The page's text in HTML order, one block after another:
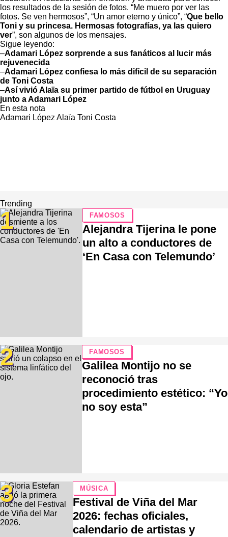
los resultados de la sesión de fotos. “Me muero por ver las
fotos. Se ven hermosos”, “Un amor eterno y único”, “Que bello
Toni y su princesa. Hermosas fotografías, ya las quiero
ver”, son algunos de los mensajes.
Sigue leyendo:
–Adamari López sorprende a sus fanáticos al lucir más
rejuvenecida
–Adamari López confiesa lo más difícil de su separación
de Toni Costa
–Así vivió Alaïa su primer partido de fútbol en Uruguay
junto a Adamari López
En esta nota
Adamari López Alaïa Toni Costa
Trending
1 FAMOSOS
Alejandra Tijerina le pone
un alto a conductores de
‘En Casa con Telemundo’
2 FAMOSOS
Galilea Montijo no se
reconoció tras
procedimiento estético: “Yo
no soy esta”
3 MÚSICA
Festival de Viña del Mar
2026: fechas oficiales,
calendario de artistas y